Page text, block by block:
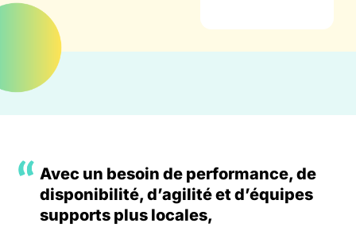
Avec un besoin de performance, de
disponibilité, d’agilité et d’équipes
supports plus locales,